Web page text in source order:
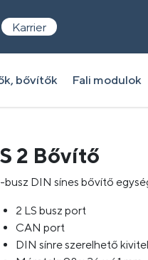
Karrier
bővítők Fali modulok
2 Bővítő
busz DIN sínes bővítő
2 LS busz port
CAN port
DIN sínre szerelhető kivitel